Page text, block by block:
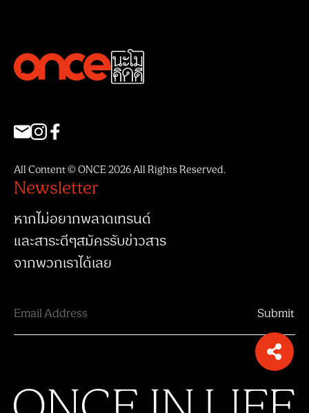
All Content © ONCE 2026 All Rights Reserved.
Newsletter
หากไม่อยากพลาดเทรนด์
และสาระดีๆสมัครรับข่าวสาร
จากพวกเราได้เลย